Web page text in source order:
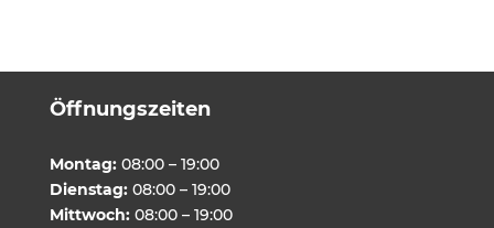
Öffnungszeiten
Montag: 08:00 – 19:00
Dienstag: 08:00 – 19:00
Mittwoch: 08:00 – 19:00